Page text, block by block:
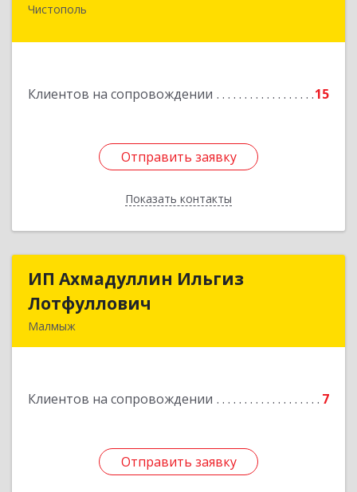
Чистополь
Клиентов на сопровождении 15
Отправить заявку
Показать контакты
422980, Татарстан Респ, Чистопольский р-н,
Отправить заявку
Назад
ИП Ахмадуллин Ильгиз
Лотфуллович
Малмыж
Клиентов на сопровождении 7
Отправить заявку
ИП Ахмадуллин Ильгиз
Подробнее
Отправить заявку